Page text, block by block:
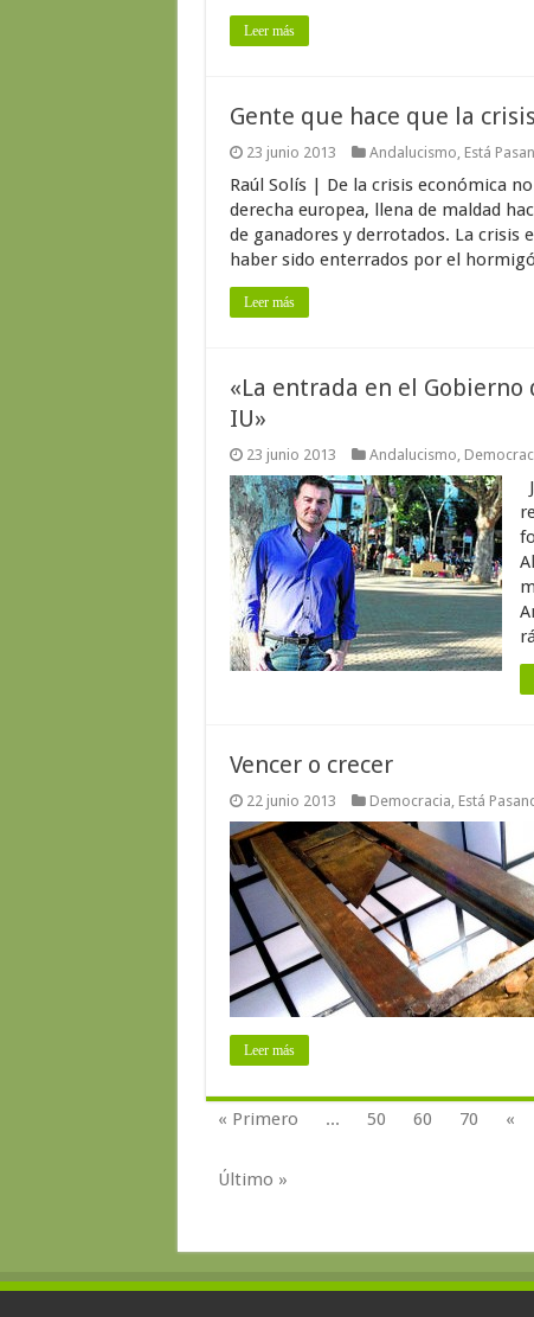
Leer más
Gente que hace que la
23 junio 2013 Andalucismo, Está
Raúl Solís | De la crisis económica
derecha europea, llena de maldad
de ganadores y derrotados. La crisis
haber sido enterrados por el
Leer más
«La entrada en el
IU»
23 junio 2013 Andalucismo,
Vencer o crecer
22 junio 2013 Democracia, Está
Leer más
« Primero ... 50 60 70 «
Último »